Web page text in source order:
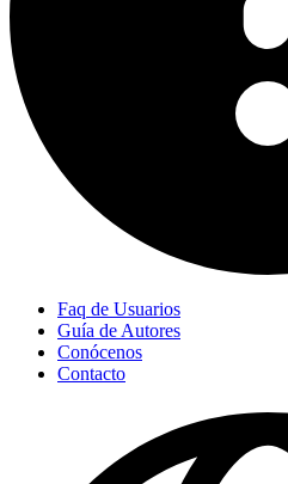
Faq de Usuarios
Guía de Autores
Conócenos
Contacto